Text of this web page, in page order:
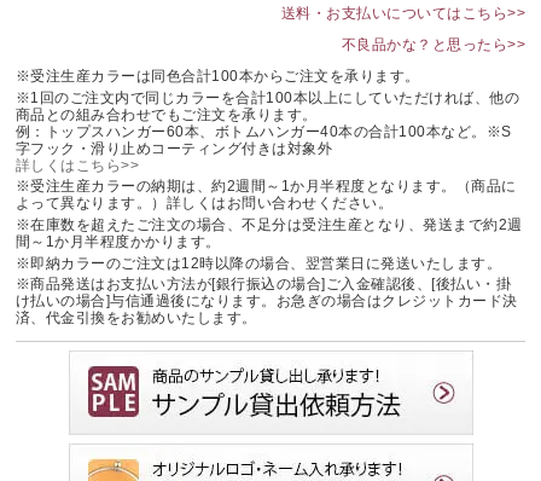
送料・お支払いについてはこちら>>
不良品かな？と思ったら>>
※受注生産カラーは同色合計100本からご注文を承ります。
※1回のご注文内で同じカラーを合計100本以上にしていただければ、他の
商品との組み合わせでもご注文を承ります。
例：トップスハンガー60本、ボトムハンガー40本の合計100本など。※S
字フック・滑り止めコーティング付きは対象外
詳しくはこちら>>
※受注生産カラーの納期は、約2週間～1か月半程度となります。（商品に
よって異なります。）詳しくはお問い合わせください。
※在庫数を超えたご注文の場合、不足分は受注生産となり、発送まで約2週
間～1か月半程度かかります。
※即納カラーのご注文は12時以降の場合、翌営業日に発送いたします。
※商品発送はお支払い方法が[銀行振込の場合]ご入金確認後、[後払い・掛
け払いの場合]与信通過後になります。お急ぎの場合はクレジットカード決
済、代金引換をお勧めいたします。